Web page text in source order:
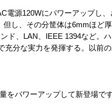
電源120Wにパワーアップし
し、その分筐体は6mmほど
ド、LAN、IEEE 1394など。
充分な実力を発揮する。以前
をパワーアップして新登場で